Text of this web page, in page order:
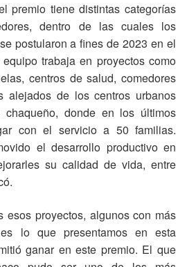
premio tiene distintas categorías
dentro de las cuales los
postularon a fines de 2023 en el
trabaja en proyectos como
centros de salud, comedores
alejados de los centros urbanos
chaqueño, donde en los últimos
con el servicio a 50 familias.
el desarrollo productivo en
su calidad de vida, entre
esos proyectos, algunos con más
lo que presentamos en esta
ganar en este premio. El que